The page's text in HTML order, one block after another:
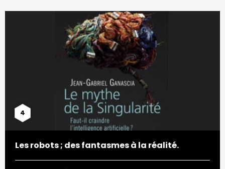
4
Les robots ; des fantasmes à la réalité.